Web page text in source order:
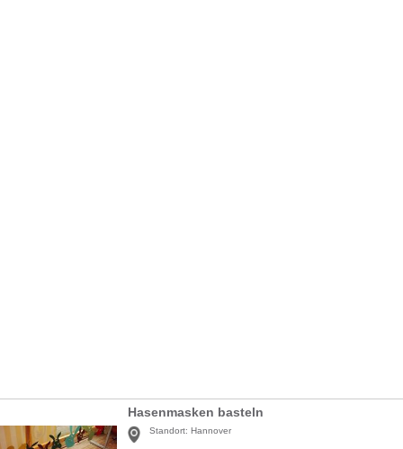
Hasenmasken basteln
Standort: Hannover